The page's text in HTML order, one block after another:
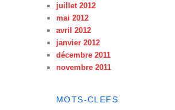
juillet 2012
mai 2012
avril 2012
janvier 2012
décembre 2011
novembre 2011
MOTS-CLEFS